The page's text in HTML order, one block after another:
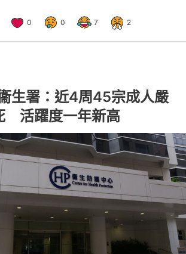
0 0 7 2
生署：近4周45宗成人嚴
活躍度一年新高